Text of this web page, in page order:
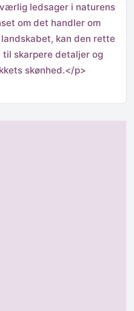
ledsager i naturens
om det handler om
kan den rette
skarpere detaljer og
skønhed.</p>